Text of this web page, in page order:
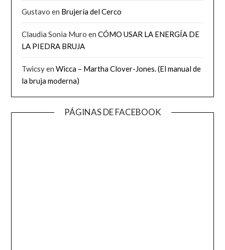
Gustavo en Brujería del Cerco
Claudia Sonia Muro enCÓMO USAR LA ENERGÍA DE
LA PIEDRA BRUJA
TwicsyenWicca – Martha Clover-Jones. (El manual de
la bruja moderna)
PÁGINAS DE FACEBOOK